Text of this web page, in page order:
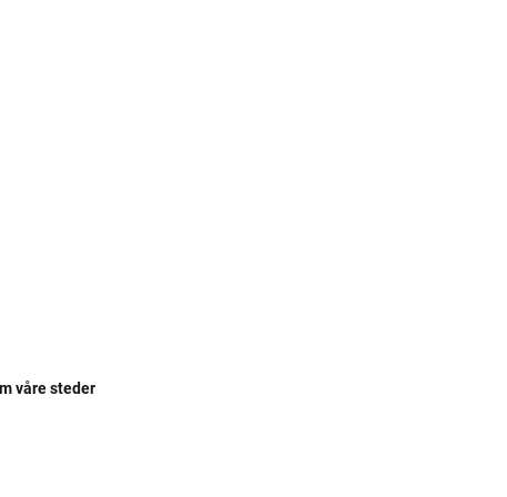
våre steder